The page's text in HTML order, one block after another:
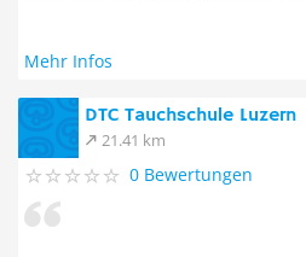
Mehr Infos
DTC Tauchschule Luzern
21.41 km
0 Bewertungen